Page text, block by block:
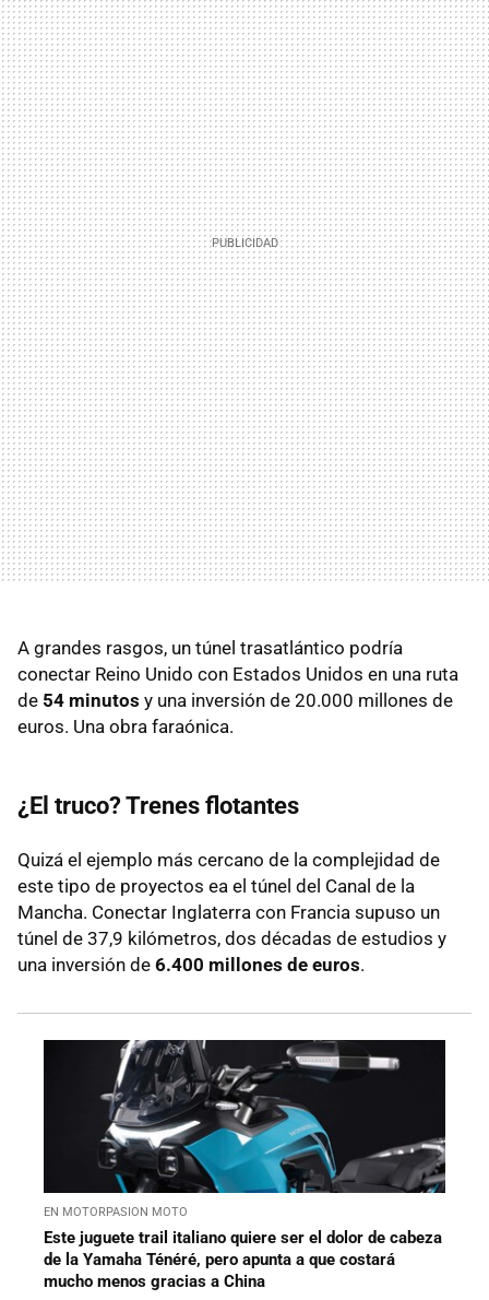
A grandes rasgos, un túnel trasatlántico podría
conectar Reino Unido con Estados Unidos en una ruta
de 54 minutos y una inversión de 20.000 millones de
euros. Una obra faraónica.
¿El truco? Trenes flotantes
Quizá el ejemplo más cercano de la complejidad de
este tipo de proyectos ea el túnel del Canal de la
Mancha. Conectar Inglaterra con Francia supuso un
túnel de 37,9 kilómetros, dos décadas de estudios y
una inversión de 6.400 millones de euros.
EN MOTORPASION MOTO
Este juguete trail italiano quiere ser el dolor de cabeza
de la Yamaha Ténéré, pero apunta a que costará
mucho menos gracias a China